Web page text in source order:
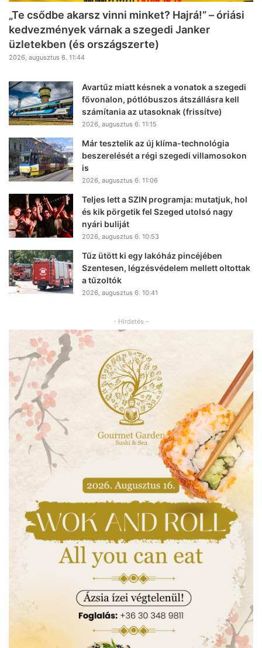
„Te csődbe akarsz vinni minket? Hajrá!” – óriási
kedvezmények várnak a szegedi Janker
üzletekben (és országszerte)
2026, augusztus 6. 11:44
Avartűz miatt késnek a vonatok a szegedi
fővonalon, pótlóbuszos átszállásra kell
számítania az utasoknak (frissítve)
2026, augusztus 6. 11:15
Már tesztelik az új klíma-technológia
beszerelését a régi szegedi villamosokon
is
2026, augusztus 6. 11:06
Teljes lett a SZIN programja: mutatjuk, hol
és kik pörgetik fel Szeged utolsó nagy
nyári buliját
2026, augusztus 6. 10:53
Tűz ütött ki egy lakóház pincéjében
Szentesen, légzésvédelem mellett oltottak
a tűzoltók
2026, augusztus 6. 10:41
- Hirdetés -